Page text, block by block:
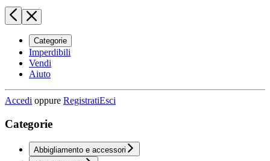
Categorie
Imperdibili
Vendi
Aiuto
Accedi oppure RegistratiEsci
Categorie
Abbigliamento e accessori